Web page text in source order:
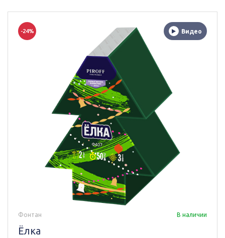
Видео
-24%
Фонтан В наличии
Ёлка